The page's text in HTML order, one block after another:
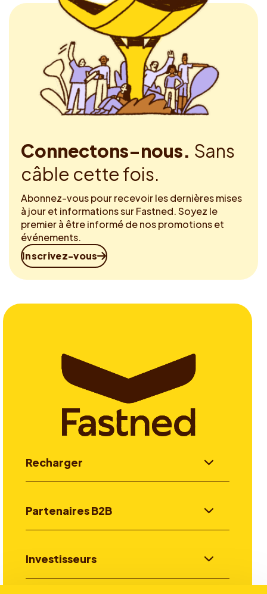
Connectons-nous. Sans
câble cette fois.
Abonnez-vous pour recevoir les dernières mises
à jour et informations sur Fastned. Soyez le
premier à être informé de nos promotions et
événements.
Inscrivez-vous
Recharger
Partenaires B2B
Investisseurs